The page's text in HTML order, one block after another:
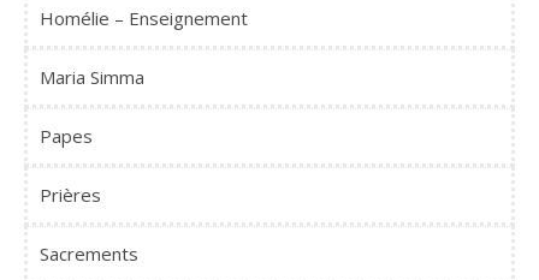
Homélie – Enseignement
Maria Simma
Papes
Prières
Sacrements